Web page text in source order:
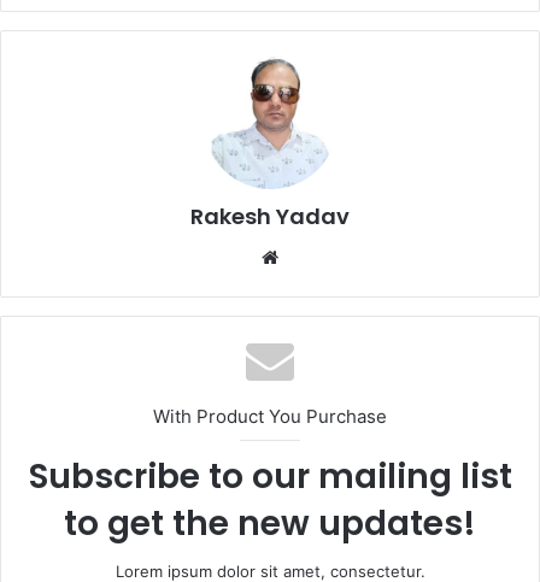
Rakesh Yadav
b
s
i
e
With Product You Purchase
Subscribe to our mailing list
to get the new updates!
Lorem ipsum dolor sit amet, consectetur.